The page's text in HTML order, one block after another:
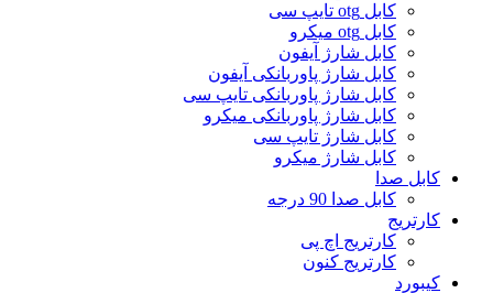
کابل otg تایپ سی
کابل otg میکرو
کابل شارژ آیفون
کابل شارژ پاوربانکی آیفون
کابل شارژ پاوربانکی تایپ سی
کابل شارژ پاوربانکی میکرو
کابل شارژ تایپ سی
کابل شارژ میکرو
کابل صدا
کابل صدا 90 درجه
کارتریج
کارتریج اچ پی
کارتریج کنون
کیبورد